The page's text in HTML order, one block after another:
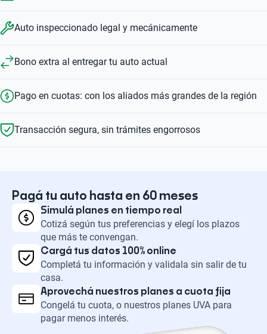
Auto inspeccionado legal y mecánicamente
Bono extra al entregar tu auto actual
Pago en cuotas: con los aliados más grandes de la región
Transacción segura, sin trámites engorrosos
Pagá tu auto hasta en 60 meses
Simulá planes en tiempo real
Cotizá según tus preferencias y elegí los plazos
que más te convengan.
Cargá tus datos 100% online
Completá tu información y validala sin salir de tu
casa.
Aprovechá nuestros planes a cuota fija
Congelá tu cuota, o nuestros planes UVA para
pagar menos interés.